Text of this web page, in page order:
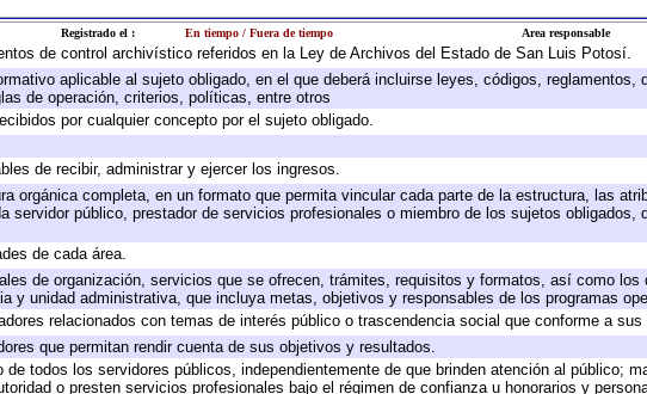
Registrado el : En tiempo / Fuera de tiempo Area responsable
de control archivístico referidos en la Ley de Archivos del Estado de San Luis Potosí.
aplicable al sujeto obligado, en el que deberá incluirse leyes, códigos, reglamentos,
de operación, criterios, políticas, entre otros
por cualquier concepto por el sujeto obligado.
de recibir, administrar y ejercer los ingresos.
orgánica completa, en un formato que permita vincular cada parte de la estructura, las
servidor público, prestador de servicios profesionales o miembro de los sujetos obligados,
de cada área.
de organización, servicios que se ofrecen, trámites, requisitos y formatos, así como
y unidad administrativa, que incluya metas, objetivos y responsables de los programas
relacionados con temas de interés público o trascendencia social que conforme a
que permitan rendir cuenta de sus objetivos y resultados.
de todos los servidores públicos, independientemente de que brinden atención al público;
o presten servicios profesionales bajo el régimen de confianza u honorarios y